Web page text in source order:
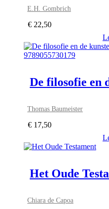
E.H. Gombrich
€ 22,50
De filosofie en
Thomas Baumeister
€ 17,50
Het Oude
Chiara de Capoa